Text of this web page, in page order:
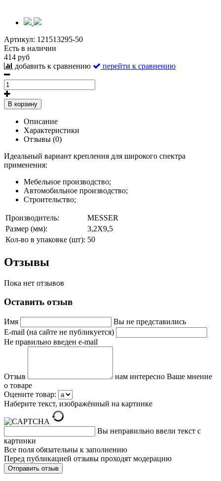
Артикул: 121513295-50
Есть в наличии
414 руб
добавить к сравнению
перейти к сравнению
В корзину
Описание
Характеристики
Отзывы (0)
Идеальный вариант крепления для широкого спектра
применения:
Мебельное производство;
Автомобильное производство;
Строительство;
Производитель:
MESSER
Размер (мм):
3,2Х9,5
Кол-во в упаковке (шт): 50
Отзывы
Пока нет отзывов
Оставить отзыв
Имя
Вы не представились
E-mail (на сайте не публикуется)
Не правильно введен e-mail
Отзыв
нам интересно Ваше мнение
о товаре
Оцените товар:
Наберите текст, изображённый на картинке
Вы неправильно ввели текст с
картинки
Все поля обязательны к заполнению
Перед публикацией отзывы проходят модерацию